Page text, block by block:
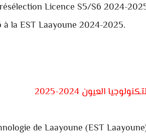
Licence S5/S6 2024-
la EST Laayoune 2024-2025.
العيون 2024-2025
de Laayoune (EST